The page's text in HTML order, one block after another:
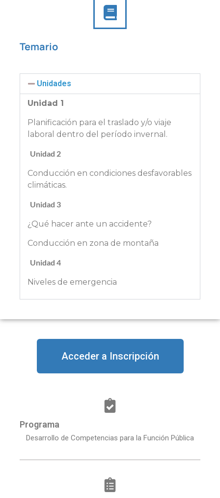
Temario
Unidades
Unidad 1
Planificación para el traslado y/o viaje
laboral dentro del período invernal.
Unidad 2
Conducción en condiciones desfavorables
climáticas.
Unidad 3
¿Qué hacer ante un accidente?
Conducción en zona de montaña
Unidad 4
Niveles de emergencia
Acceder a Inscripción
Programa
Desarrollo de Competencias para la Función Pública